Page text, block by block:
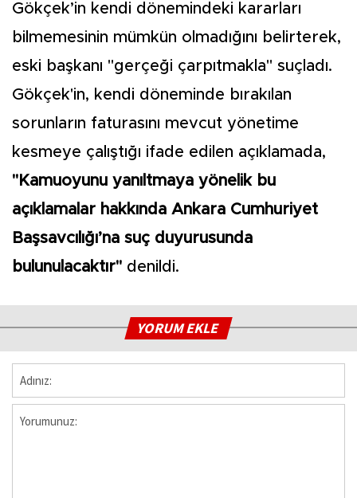
Gökçek’in kendi dönemindeki kararları
bilmemesinin mümkün olmadığını belirterek,
eski başkanı "gerçeği çarpıtmakla" suçladı.
Gökçek'in, kendi döneminde bırakılan
sorunların faturasını mevcut yönetime
kesmeye çalıştığı ifade edilen açıklamada,
"Kamuoyunu yanıltmaya yönelik bu
açıklamalar hakkında Ankara Cumhuriyet
Başsavcılığı’na suç duyurusunda
bulunulacaktır" denildi.
YORUM EKLE